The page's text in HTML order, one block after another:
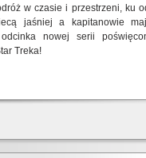
w czasie i przestrzeni, ku
jaśniej a kapitanowie
odcinka nowej serii
Treka!